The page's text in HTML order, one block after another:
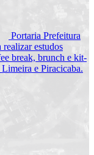
Portaria Prefeitura
estudos
break, brunch e kit-
e Piracicaba.